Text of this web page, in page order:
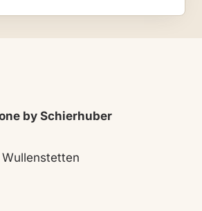
by Schierhuber